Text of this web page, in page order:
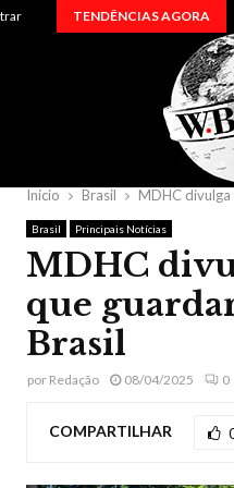
TENDÊNCIAS AGORA
Início Brasil MDHC
Brasil Principais Notícias
MDHC
que
Brasil
por Redação 08/04/2025 0
COMPARTILHAR